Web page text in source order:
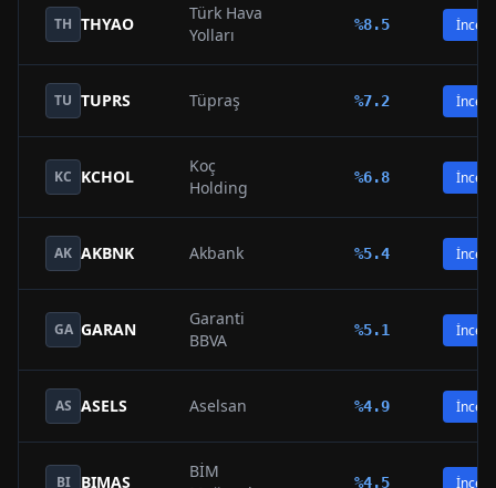
TH THYAO
Türk Hava
Yolları
%8.5 İncele
TU TUPRS Tüpraş %7.2 İncele
KC KCHOL
Koç
Holding
%6.8 İncele
AK AKBNK Akbank %5.4 İncele
GA GARAN
Garanti
BBVA
%5.1 İncele
AS ASELS Aselsan %4.9 İncele
BI BIMAS
BİM
%4.5 İncele